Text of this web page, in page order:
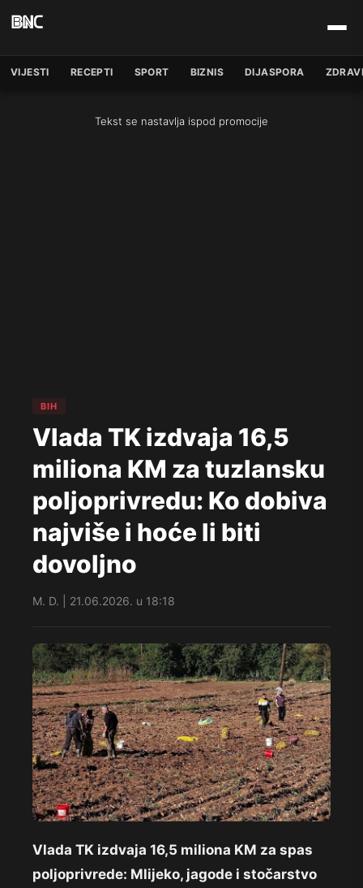
VIJESTI RECEPTI SPORT BIZNIS DIJASPORA
Tekst se nastavlja ispod promocije
BIH
Vlada TK izdvaja 16,5
miliona KM za tuzlansku
poljoprivredu: Ko dobiva
najviše i hoće li biti
dovoljno
M. D. | 21.06.2026. u 18:18
Vlada TK izdvaja 16,5 miliona KM za spas
poljoprivrede: Mlijeko, jagode i stočarstvo